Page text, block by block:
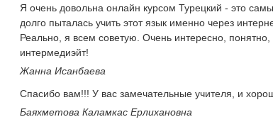
Я очень довольна онлайн курсом Турецкий - это
долго пыталась учить этот язык именно через
Реально, я всем советую. Очень интересно,
интермедиэйт!
Жанна Исанбаева
Спасибо вам!!! У вас замечательные учителя, и
Баяхметова Каламкас Ерлихановна